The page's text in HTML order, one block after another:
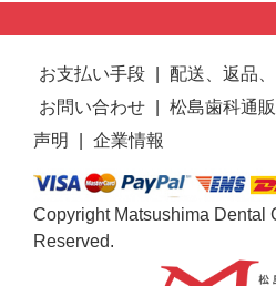
お支払い手段 配送、返品
お問い合わせ
松島歯科通
声明
企業情報
Copyright Matsushima Dental
Reserved.